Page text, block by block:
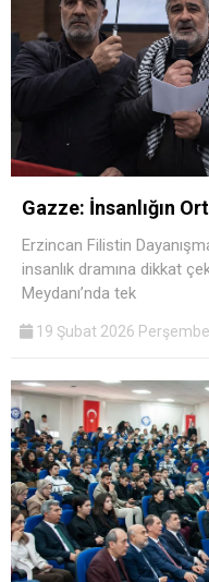
Gazze: İnsanlığın
Erzincan Filistin
insanlık dramına dikkat
Meydanı’nda tek
19 Şubat 2026